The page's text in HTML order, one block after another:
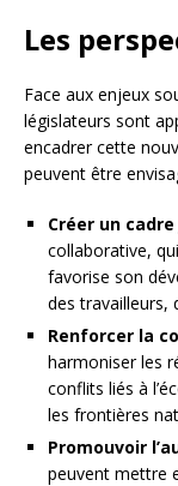
Les
Face aux enjeux
législateurs sont
encadrer cette
peuvent être
Créer un
collaborative,
favorise son
des travailleurs,
Renforcer la
harmoniser les
conflits liés à
les frontières
Promouvoir
peuvent mettre